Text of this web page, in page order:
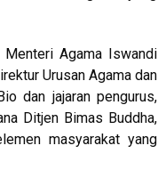
Agama Iswandi
Urusan Agama dan
dan jajaran pengurus,
Ditjen Bimas Buddha,
masyarakat yang